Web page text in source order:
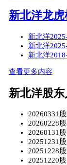
新北洋龙虎
新北洋
新北洋
新北洋
查看更多内容
新北洋股
20260331
20260228
20260131
20251231
20251228
20251220